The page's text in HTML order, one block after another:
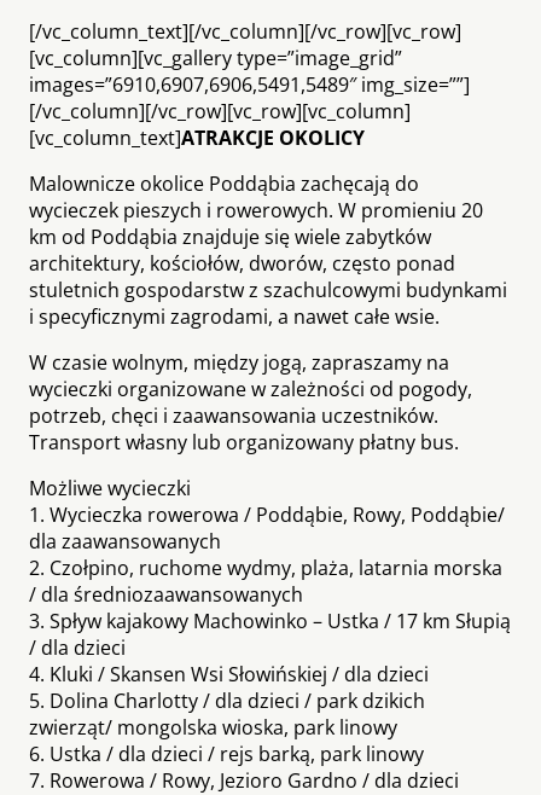
[/vc_column_text][/vc_column][/vc_row][vc_row]
[vc_column][vc_gallery type=”image_grid”
images=”6910,6907,6906,5491,5489″ img_size=””]
[/vc_column][/vc_row][vc_row][vc_column]
[vc_column_text]ATRAKCJE OKOLICY
Malownicze okolice Poddąbia zachęcają do
wycieczek pieszych i rowerowych. W promieniu 20
km od Poddąbia znajduje się wiele zabytków
architektury, kościołów, dworów, często ponad
stuletnich gospodarstw z szachulcowymi budynkami
i specyficznymi zagrodami, a nawet całe wsie.
W czasie wolnym, między jogą, zapraszamy na
wycieczki organizowane w zależności od pogody,
potrzeb, chęci i zaawansowania uczestników.
Transport własny lub organizowany płatny bus.
Możliwe wycieczki
1. Wycieczka rowerowa / Poddąbie, Rowy, Poddąbie/
dla zaawansowanych
2. Czołpino, ruchome wydmy, plaża, latarnia morska
/ dla średniozaawansowanych
3. Spływ kajakowy Machowinko – Ustka / 17 km Słupią
/ dla dzieci
4. Kluki / Skansen Wsi Słowińskiej / dla dzieci
5. Dolina Charlotty / dla dzieci / park dzikich
zwierząt/ mongolska wioska, park linowy
6. Ustka / dla dzieci / rejs barką, park linowy
7. Rowerowa / Rowy, Jezioro Gardno / dla dzieci